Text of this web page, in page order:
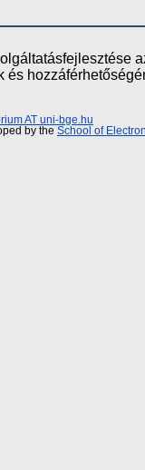
AT uni-bge.hu
by the School of